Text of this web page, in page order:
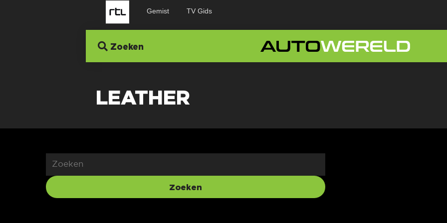
Gemist TV Gids
Zoeken
LEATHER